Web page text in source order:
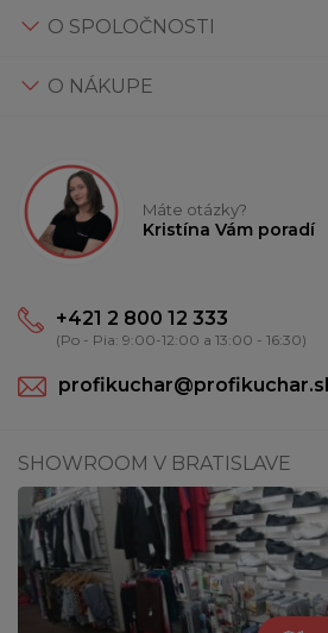
O SPOLOČNOSTI
O NÁKUPE
Máte otázky?
Kristína Vám poradí
+421 2 800 12 333
(Po - Pia: 9:00-12:00 a 13:00 - 16:30)
SHOWROOM V BRATISLAVE